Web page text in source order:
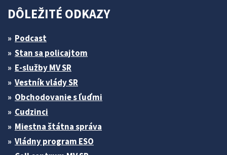
DÔLEŽITÉ ODKAZY
Podcast
Stan sa policajtom
E-služby MV SR
Vestník vlády SR
Obchodovanie s ľuďmi
Cudzinci
Miestna štátna správa
Vládny program ESO